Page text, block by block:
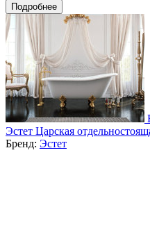
Подробнее
Эстет Царская
Бренд: Эстет